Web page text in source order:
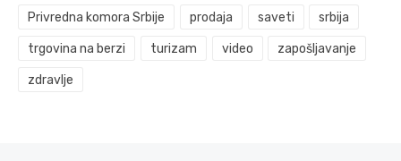
Privredna komora Srbije prodaja saveti srbija
trgovina na berzi turizam video zapošljavanje
zdravlje